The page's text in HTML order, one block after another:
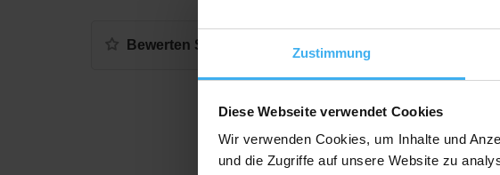
Zustimmung
Diese Webseite verwendet Cookies
Wir verwenden Cookies, um Inhalte und
und die Zugriffe auf unsere Website zu
Bewerten Sie uns